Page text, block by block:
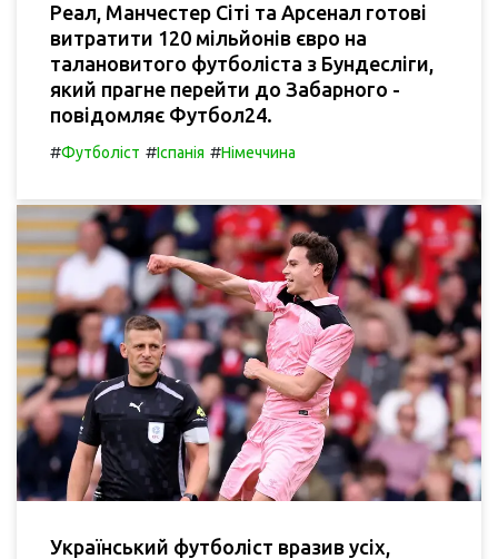
Реал, Манчестер Сіті та Арсенал готові
витратити 120 мільйонів євро на
талановитого футболіста з Бундесліги,
який прагне перейти до Забарного -
повідомляє Футбол24.
#Футболіст #Іспанія #Німеччина
Український футболіст вразив усіх,